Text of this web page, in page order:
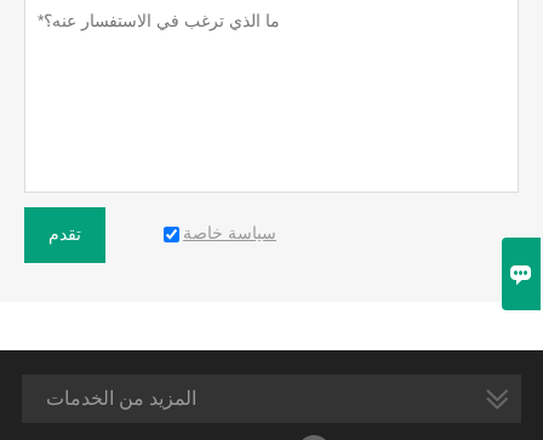
تقدم سياسة خاصة
المزيد من الخدمات
